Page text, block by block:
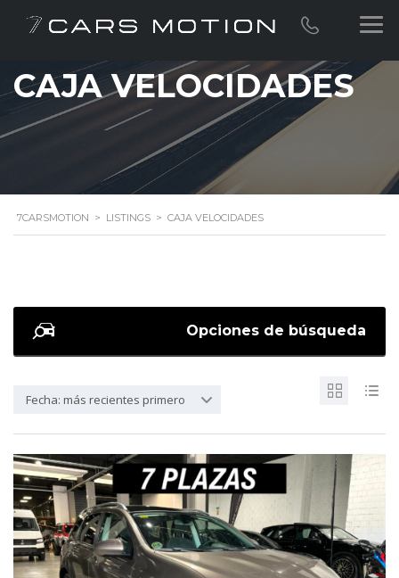
CAJA VELOCIDADES
7CARSMOTION > LISTINGS > CAJA VELOCIDADES
Opciones de búsqueda
Fecha: más recientes primero